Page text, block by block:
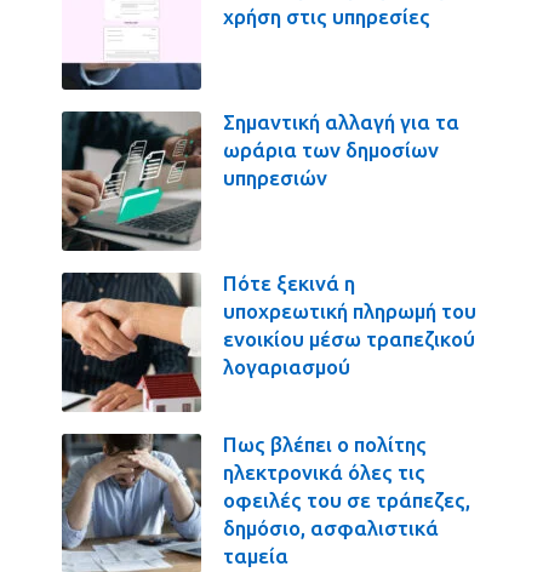
χρήση στις υπηρεσίες
Σημαντική αλλαγή για τα
ωράρια των δημοσίων
υπηρεσιών
Πότε ξεκινά η
υποχρεωτική πληρωμή του
ενοικίου μέσω τραπεζικού
λογαριασμού
Πως βλέπει ο πολίτης
ηλεκτρονικά όλες τις
οφειλές του σε τράπεζες,
δημόσιο, ασφαλιστικά
ταμεία